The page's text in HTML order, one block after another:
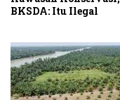
BKSDA: Itu Ilegal